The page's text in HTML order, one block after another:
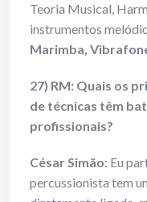
Teoria Musical,
instrumentos
Marimba,
27) RM: Quais os
de técnicas têm
profissionais?
César Simão: Eu
percussionista tem